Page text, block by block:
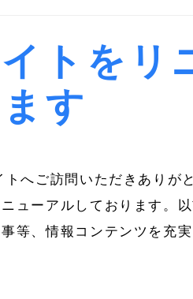
トをリ
す
へご訪問いただきありが
ューアルしております。
等、情報コンテンツを充